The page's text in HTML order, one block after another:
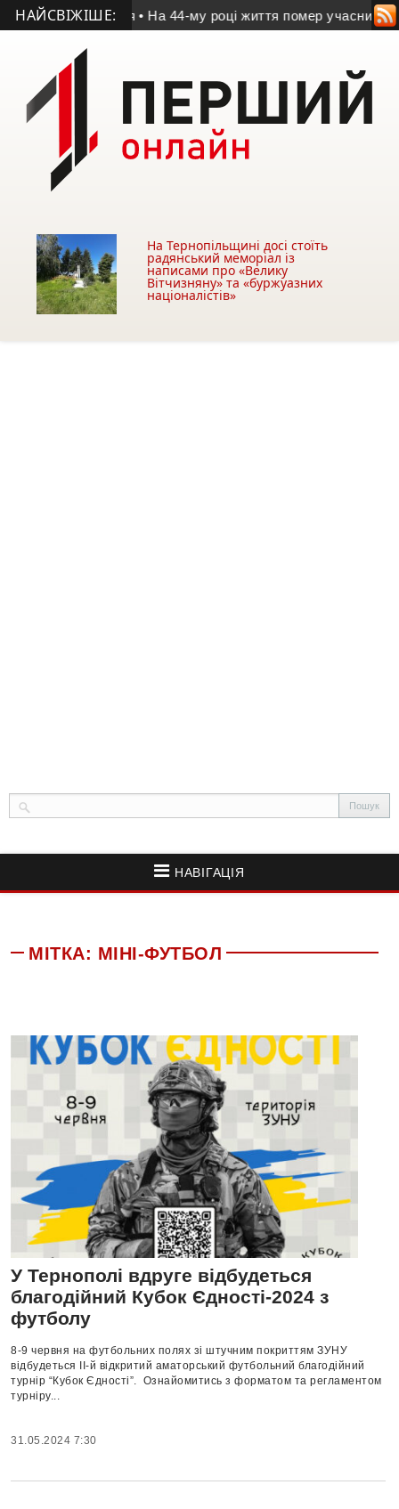
НАЙСВІЖІШЕ:
Дроня • На 44-му році життя помер учасник АТО з
На Тернопільщині досі стоїть
радянський меморіал із
написами про «Велику
Вітчизняну» та «буржуазних
націоналістів»
НАВІГАЦІЯ
МІТКА: МІНІ-ФУТБОЛ
У Тернополі вдруге відбудеться
благодійний Кубок Єдності-2024 з
футболу
8-9 червня на футбольних полях зі штучним покриттям ЗУНУ
відбудеться II-й відкритий аматорський футбольний благодійний
турнір “Кубок Єдності”. Ознайомитись з форматом та регламентом
турніру...
31.05.2024 7:30